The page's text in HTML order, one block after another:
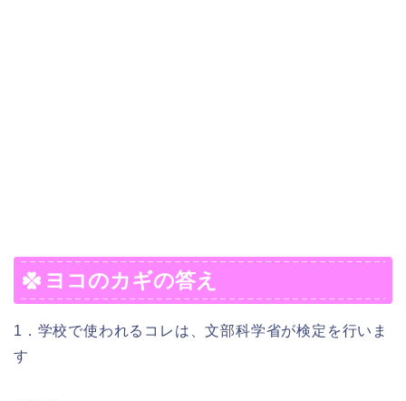
ヨコのカギの答え
1．学校で使われるコレは、文部科学省が検定を行いま
す